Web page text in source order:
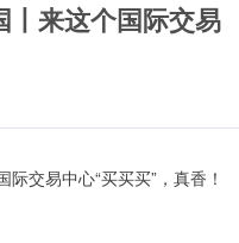
丨来这个国际交易